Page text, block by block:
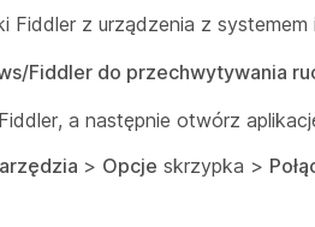
Fiddler z urządzenia z systemem
Fiddler do przechwytywania
a następnie otwórz
> Opcje skrzypka >